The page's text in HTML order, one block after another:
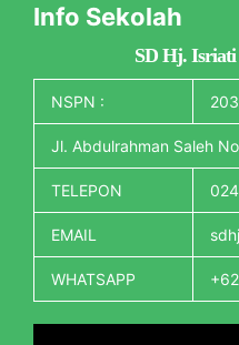
Info Sekolah
SD Hj.
NSPN :
Jl. Abdulrahman Saleh
TELEPON
EMAIL
WHATSAPP